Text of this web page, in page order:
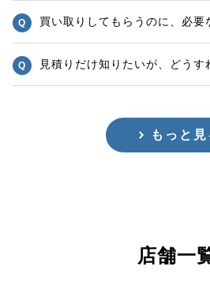
買い取りしてもらうのに、必要
見積りだけ知りたいが、どうす
もっと見
店舗一